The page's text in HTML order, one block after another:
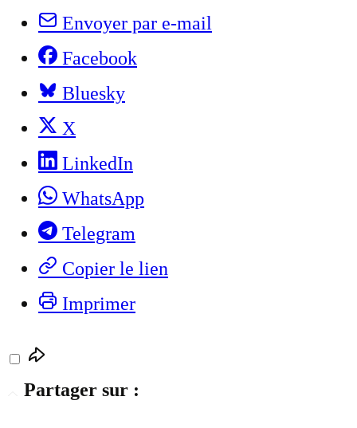
Envoyer par e-mail
Facebook
Bluesky
X
LinkedIn
WhatsApp
Telegram
Copier le lien
Imprimer
Partager sur :